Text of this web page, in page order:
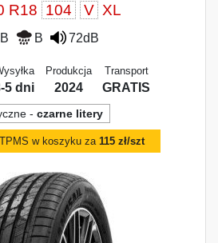
R18 104 V XL
B B 72dB
5 dni
Produkcja
2024
Transport
GRATIS
- czarne litery
w koszyku za 115 zł/szt